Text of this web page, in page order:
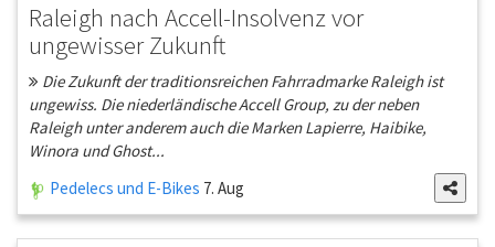
Raleigh nach Accell-Insolvenz vor
ungewisser Zukunft
Die Zukunft der traditionsreichen Fahrradmarke Raleigh ist
ungewiss. Die niederländische Accell Group, zu der neben
Raleigh unter anderem auch die Marken Lapierre, Haibike,
Winora und Ghost...
Pedelecs und E-Bikes 7. Aug